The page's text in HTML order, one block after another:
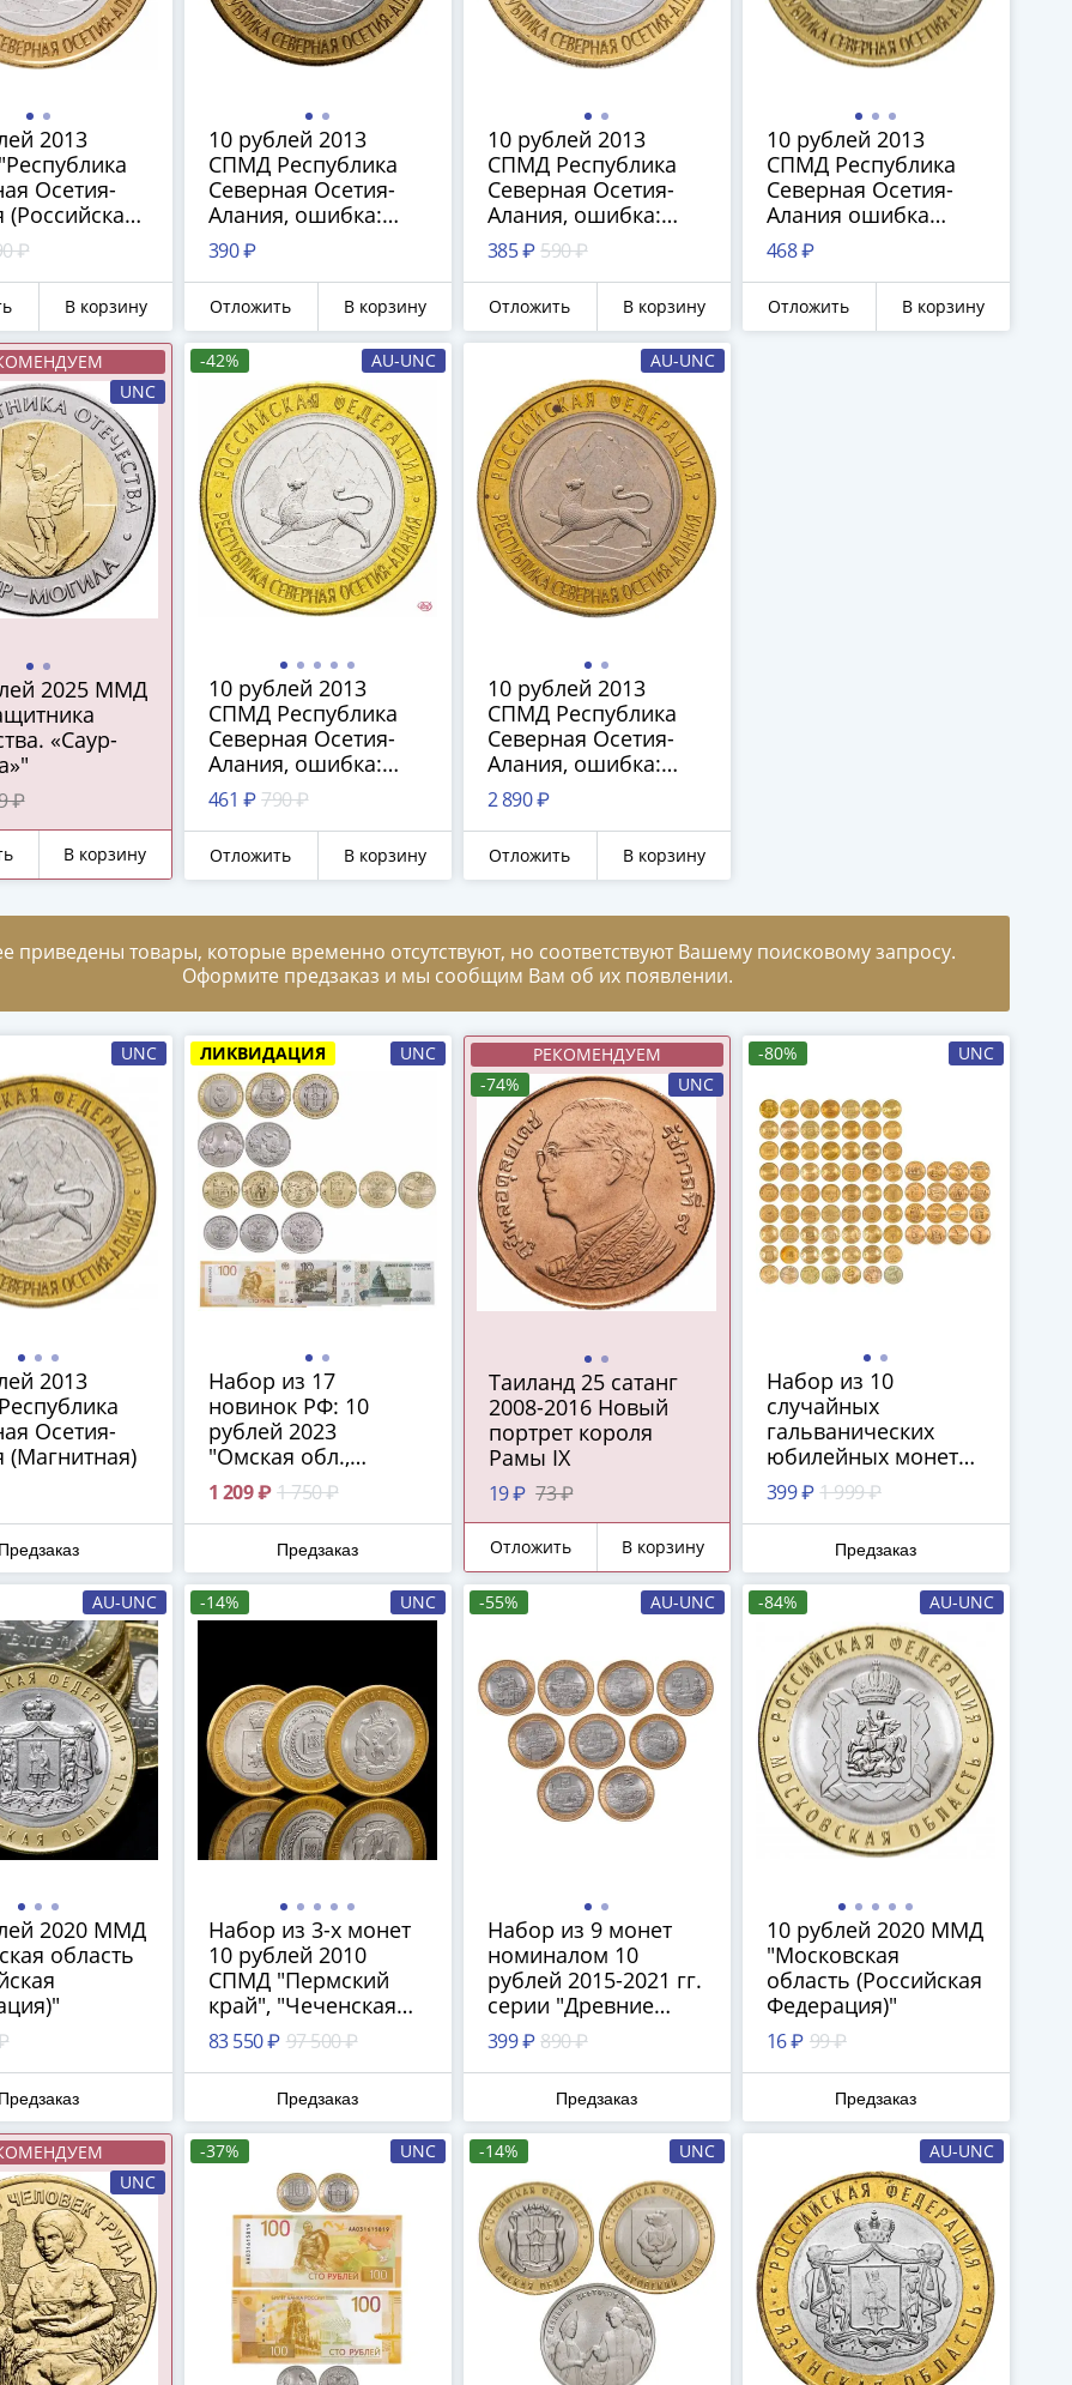
2013
Осетия-
(Российская
₽
В корзину
10 рублей 2013
СПМД Республика
Северная Осетия-
Алания, ошибка:
"гурт 180 рифлений
(Сочи)"
390 ₽
Отложить В корзину
10 рублей 2013
СПМД Республика
Северная Осетия-
Алания, ошибка:
"гурт 180 рифлений
(Сочи)"
385 ₽ 590 ₽
Отложить В корзину
10 рублей 2013
СПМД Республика
Северная Осетия-
Алания ошибка
гурта, гурт Сочи
468 ₽
Отложить В корзину
UNC
2025 ММД
«Саур-
₽
В корзину
-42% AU-UNC
10 рублей 2013
СПМД Республика
Северная Осетия-
Алания, ошибка:
"гурт 180 рифлений
(Сочи)"
461 ₽ 790 ₽
Отложить В корзину
AU-UNC
10 рублей 2013
СПМД Республика
Северная Осетия-
Алания, ошибка:
"гурт 180 рифлений
(Сочи)", Брак -
"Лавина + раскол"
2 890 ₽
Отложить В корзину
приведены товары, которые временно отсутствуют, но соответствуют Вашему поисковому запросу.
Оформите предзаказ и мы сообщим Вам об их появлении.
UNC
2013
Осетия-
(Магнитная)
Предзаказ
ЛИКВИДАЦИЯ UNC
Набор из 17
новинок РФ: 10
рублей 2023
"Омская обл.,
Хабаровский кр.,
Нижний Новгород,
Нижний Тагил,
Новосибирск,
Новокузнецк,
Рыбинск,
10 рублей и 25
рублей
"Смешарики",
"Аленький цветочек"
+ банкноты 5, 10 и
100 рублей
1 209 ₽ 1 750 ₽
Предзаказ
РЕКОМЕНДУЕМ
-74%
UNC
Таиланд 25 сатанг
2008-2016 Новый
портрет короля
Рамы IX
19 ₽ 73 ₽
Отложить В корзину
-80% UNC
Набор из 10
случайных
гальванических
юбилейных монет
РФ номиналом 10
рублей из полного
набора из всех 79
монет, выпущенных
ЦБ РФ в 2010-2024
(10 из 79 без
повторов)
399 ₽ 1 999 ₽
Предзаказ
AU-UNC
2020 ММД
область
Предзаказ
-14% UNC
Набор из 3-х монет
10 рублей 2010
СПМД "Пермский
край", "Чеченская
республика" и
"Ямало-Ненецкий
автономный округ"
(ЧЯП), в капсулах
QUADRUM
83 550 ₽ 97 500 ₽
Предзаказ
-55% AU-UNC
Набор из 9 монет
номиналом 10
рублей 2015-2021 гг.
серии "Древние
города России"
399 ₽ 890 ₽
Предзаказ
-84% AU-UNC
10 рублей 2020 ММД
"Московская
область (Российская
Федерация)"
16 ₽ 99 ₽
Предзаказ
UNC
-37% UNC -14% UNC AU-UNC